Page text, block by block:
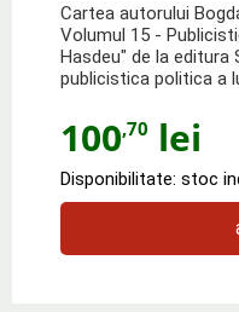
Cartea autorului
Volumul 15 -
Hasdeu" de la editura
publicistica politica a
100,70 lei
Disponibilitate: stoc